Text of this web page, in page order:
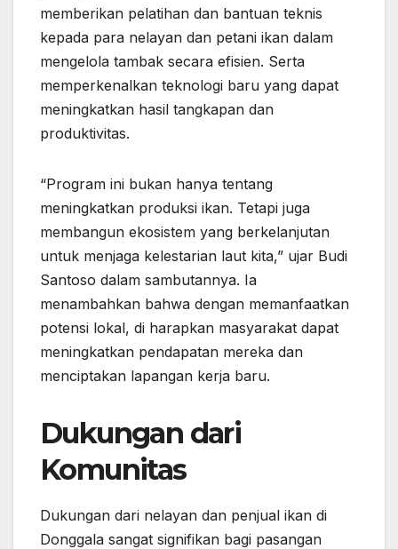
memberikan pelatihan dan bantuan teknis
kepada para nelayan dan petani ikan dalam
mengelola tambak secara efisien. Serta
memperkenalkan teknologi baru yang dapat
meningkatkan hasil tangkapan dan
produktivitas.
“Program ini bukan hanya tentang
meningkatkan produksi ikan. Tetapi juga
membangun ekosistem yang berkelanjutan
untuk menjaga kelestarian laut kita,” ujar Budi
Santoso dalam sambutannya. Ia
menambahkan bahwa dengan memanfaatkan
potensi lokal, di harapkan masyarakat dapat
meningkatkan pendapatan mereka dan
menciptakan lapangan kerja baru.
Dukungan dari
Komunitas
Dukungan dari nelayan dan penjual ikan di
Donggala sangat signifikan bagi pasangan